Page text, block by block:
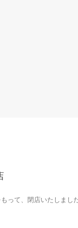
って、閉店いたしまし